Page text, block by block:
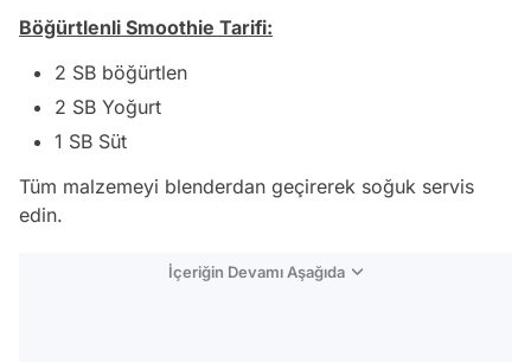
Böğürtlenli Smoothie Tarifi:
2 SB böğürtlen
2 SB Yoğurt
1 SB Süt
Tüm malzemeyi blenderdan geçirerek soğuk servis
edin.
İçeriğin Devamı Aşağıda